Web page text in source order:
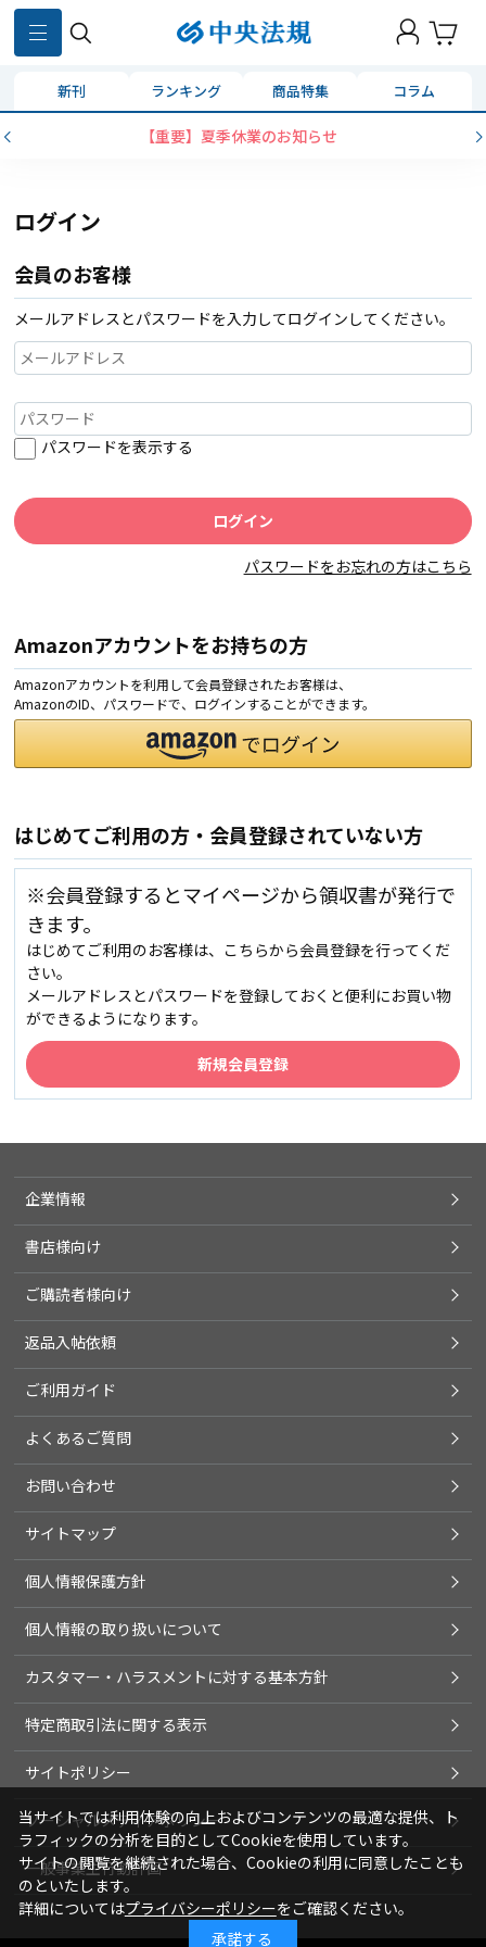
新刊 ランキング 商品特集 コラム
【重要】夏季休業のお知らせ
ログイン
会員のお客様
メールアドレスとパスワードを入力してログインしてください。
パスワードを表示する
パスワードをお忘れの方はこちら
Amazonアカウントをお持ちの方
Amazonアカウントを利用して会員登録されたお客様は、
AmazonのID、パスワードで、ログインすることができます。
はじめてご利用の方・会員登録されていない方
※会員登録するとマイページから領収書が発行で
きます。
はじめてご利用のお客様は、こちらから会員登録を行ってくだ
さい。
メールアドレスとパスワードを登録しておくと便利にお買い物
ができるようになります。
企業情報
書店様向け
ご購読者様向け
返品入帖依頼
ご利用ガイド
よくあるご質問
お問い合わせ
サイトマップ
個人情報保護方針
個人情報の取り扱いについて
カスタマー・ハラスメントに対する基本方針
特定商取引法に関する表示
サイトポリシー
ソーシャルメディアポリシー
一般事業主行動計画
当サイトでは利用体験の向上およびコンテンツの最適な提供、ト
ラフィックの分析を目的としてCookieを使用しています。
サイトの閲覧を継続された場合、Cookieの利用に同意したことも
のといたします。
詳細についてはプライバシーポリシーをご確認ください。
承諾する